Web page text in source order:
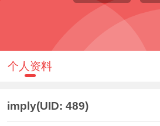
个人资料
imply(UID: 489)